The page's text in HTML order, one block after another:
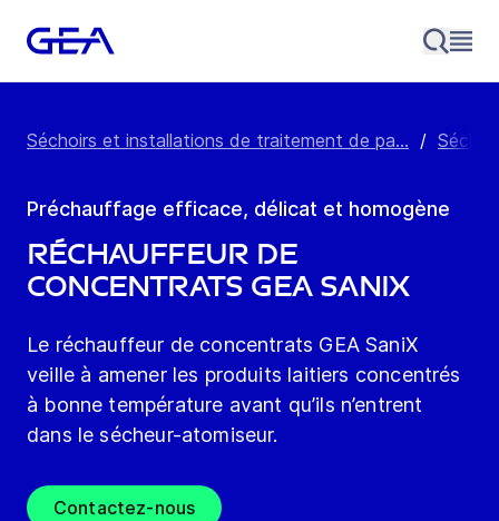
Séchoirs et installations de traitement de pa... /
Préchauffage efficace, délicat et homogène
Réchauffeur de
concentrats GEA SaniX
Le réchauffeur de concentrats GEA SaniX
veille à amener les produits laitiers concentrés
à bonne température avant qu’ils n’entrent
dans le sécheur-atomiseur.
Contactez-nous